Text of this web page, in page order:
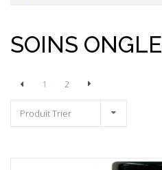
SOINS ONGLE
1 2
Produit Trier